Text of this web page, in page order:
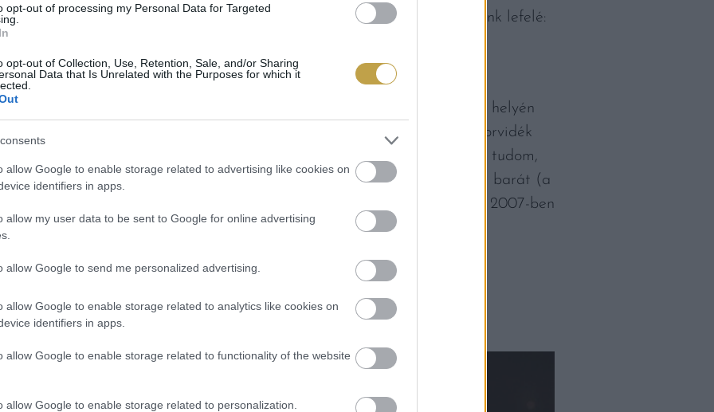
opt-out of processing my Personal Data for Targeted
opt-out of Collection, Use, Retention, Sale, and/or Sharing
Data that Is Unrelated with the Purposes for which it
allow Google to enable storage related to advertising like cookies on
identifiers in apps.
allow my user data to be sent to Google for online advertising
allow Google to send me personalized advertising.
allow Google to enable storage related to analytics like cookies on
identifiers in apps.
allow Google to enable storage related to functionality of the website
allow Google to enable storage related to personalization.
felgördüljünk a domb tetejére, majd felszabadultan suhanunk lefelé:
– illetve néha kicsit alatta. Majd, egyszer csak, bal oldalon
a szirttetőről alázuhan a mélybe. Megérkeztünk.
és egy több mint impozáns borsorral vár bennünket az egykori pékség helyén
készen arra, hogy az előttünk álló néhány órában megossza velünk a borvidék
az egy család eltartásához szükséges birtokméret 10 hektár – nem tudom,
féle matematikát, mindenesetre náluk 30 hektáron osztozkodik három barát (a
Rajko Žličar és Božidar Grabovac), illetve a családjuk. A pincét 2007-ben
palackba zárják a borvidék legjavát.
VERUS ÉS A ŠIPON